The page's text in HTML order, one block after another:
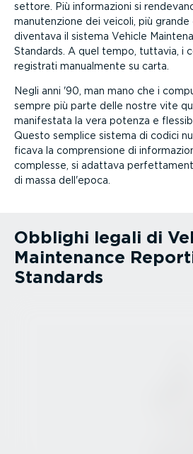
settore. Più infor­ma­zioni si
manuten­zione dei veicoli, più
diventava il sistema Vehicle
Standards. A quel tempo, tuttavia, i
registrati manualmente su carta.
Negli anni '90, man mano che i
sempre più parte delle nostre vite
manifestata la vera potenza e
Questo semplice sistema di codici
ficava la compren­sione di
complesse, si adattava
di massa dell'epoca.
Obblighi legali di
Maintenance
Standards